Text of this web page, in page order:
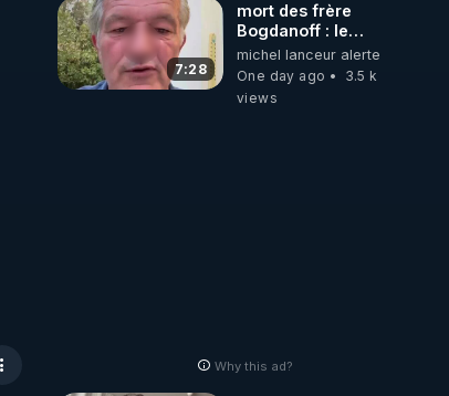
7:28
mort des frère
Bogdanoff : le
mensonge d état
michel lanceur alerte
One day ago
3.5 k
views
Why this ad?